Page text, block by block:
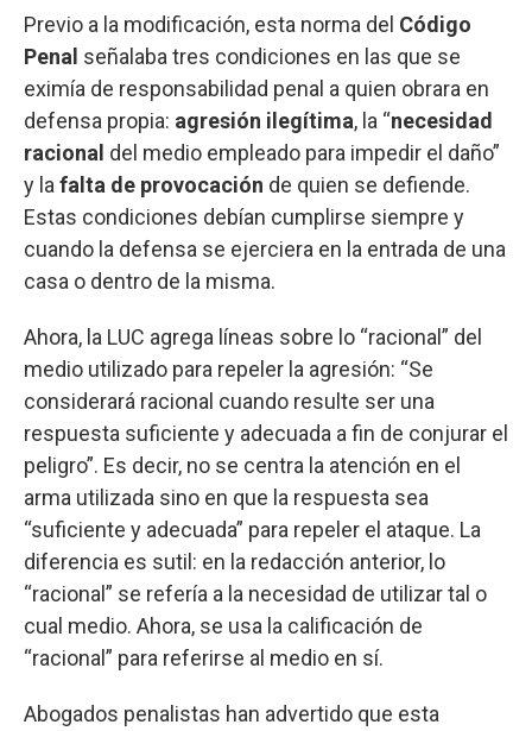
Previo a la modificación, esta norma del Código
Penal señalaba tres condiciones en las que se
eximía de responsabilidad penal a quien obrara en
defensa propia: agresión ilegítima, la “necesidad
racional del medio empleado para impedir el daño”
y la falta de provocación de quien se defiende.
Estas condiciones debían cumplirse siempre y
cuando la defensa se ejerciera en la entrada de una
casa o dentro de la misma.
Ahora, la LUC agrega líneas sobre lo “racional” del
medio utilizado para repeler la agresión: “Se
considerará racional cuando resulte ser una
respuesta suficiente y adecuada a fin de conjurar el
peligro”. Es decir, no se centra la atención en el
arma utilizada sino en que la respuesta sea
“suficiente y adecuada” para repeler el ataque. La
diferencia es sutil: en la redacción anterior, lo
“racional” se refería a la necesidad de utilizar tal o
cual medio. Ahora, se usa la calificación de
“racional” para referirse al medio en sí.
Abogados penalistas han advertido que esta